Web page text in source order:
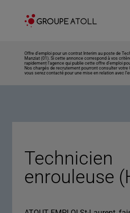
Offre d’emploi pour un contrat Interim au poste de
Manziat (01). Si cette annonce correspond à vos
rapidement l’agence qui publie cette offre d’emploi
Nos chargés de recrutement pourront consulter votre
vous serez contacté pour une mise en relation avec
Technicien
enrouleuse